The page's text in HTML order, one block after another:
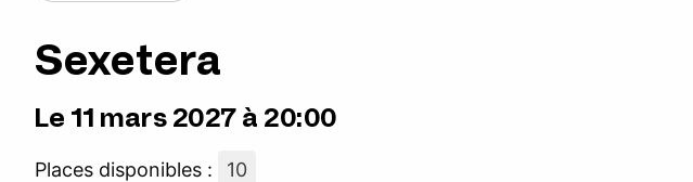
Sexetera
Le 11 mars 2027 à 20:00
Places disponibles : 10